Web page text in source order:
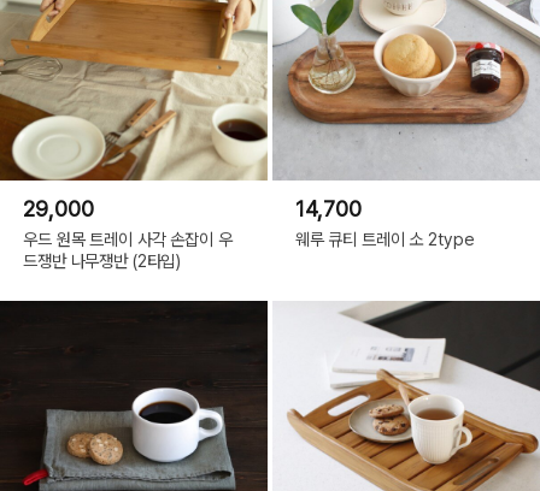
29,000
우드 원목 트레이 사각 손잡이 우
드쟁반 나무쟁반 (2타입)
14,700
웨루 큐티 트레이 소 2type